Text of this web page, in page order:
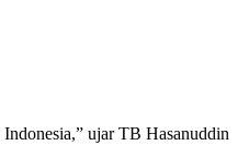
ujar TB Hasanuddin